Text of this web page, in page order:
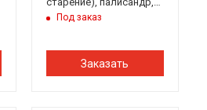
ИРБПод заказ
Заказать